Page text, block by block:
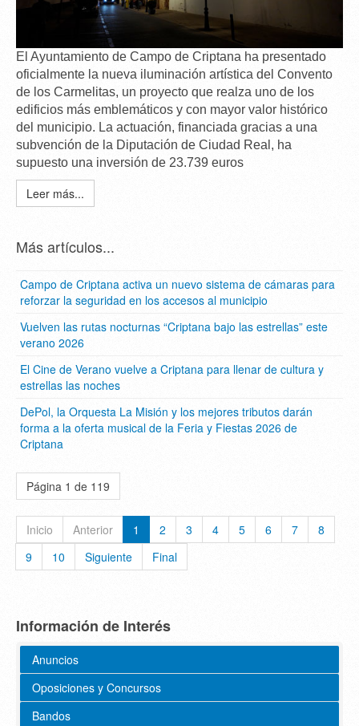
El Ayuntamiento de Campo de Criptana ha presentado
oficialmente la nueva iluminación artística del Convento
de los Carmelitas, un proyecto que realza uno de los
edificios más emblemáticos y con mayor valor histórico
del municipio. La actuación, financiada gracias a una
subvención de la Diputación de Ciudad Real, ha
supuesto una inversión de 23.739 euros
Leer más...
Más artículos...
Campo de Criptana activa un nuevo sistema de cámaras para
reforzar la seguridad en los accesos al municipio
Vuelven las rutas nocturnas “Criptana bajo las estrellas” este
verano 2026
El Cine de Verano vuelve a Criptana para llenar de cultura y
estrellas las noches
DePol, la Orquesta La Misión y los mejores tributos darán
forma a la oferta musical de la Feria y Fiestas 2026 de
Criptana
Página 1 de 119
Inicio Anterior 1 2 3 4 5 6 7
8
9
10 Siguiente Final
Información de Interés
Anuncios
Oposiciones y Concursos
Bandos